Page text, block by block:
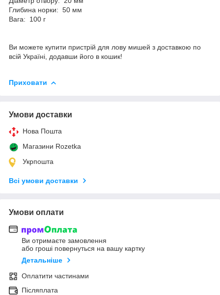
Глибина норки: 50 мм
Вага: 100 г
Ви можете купити пристрій для лову мишей з доставкою по
всій Україні, додавши його в кошик!
Приховати
Умови доставки
Нова Пошта
Магазини Rozetka
Укрпошта
Всі умови доставки
Умови оплати
Ви отримаєте замовлення
або гроші повернуться на вашу картку
Детальніше
Оплатити частинами
Післяплата